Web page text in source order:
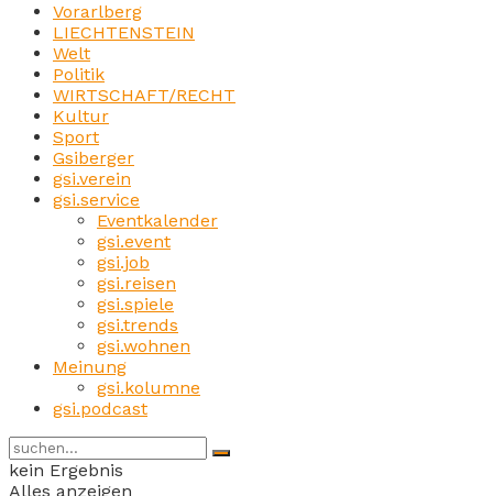
Vorarlberg
LIECHTENSTEIN
Welt
Politik
WIRTSCHAFT/RECHT
Kultur
Sport
Gsiberger
gsi.verein
gsi.service
Eventkalender
gsi.event
gsi.job
gsi.reisen
gsi.spiele
gsi.trends
gsi.wohnen
Meinung
gsi.kolumne
gsi.podcast
kein Ergebnis
Alles anzeigen